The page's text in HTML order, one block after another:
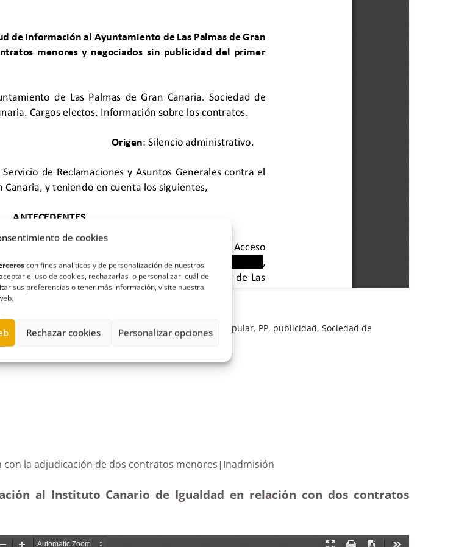
de cookies
con fines analíticos y de personalización de nuestros
el uso de cookies, rechazarlas o personalizar cuál de
sus preferencias o tener más información, visite nuestra
Rechazar cookies Personalizar opciones
Estimatoria,grupos municipales,negociados ,Partido Popular, PP, publicidad,Sociedad de
con la adjudicación de dos contratos menores|Inadmisión
al Instituto Canario de Igualdad en relación con dos contratos